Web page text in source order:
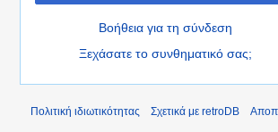
Βοήθεια για τη σύνδεση
Ξεχάσατε το συνθηματικό σας;
Πολιτική ιδιωτικότητας Σχετικά με retroDB